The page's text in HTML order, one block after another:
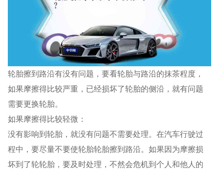
轮胎擦到路沿有没有问题，要看轮胎与路沿的抹茶程度，
如果摩擦得比较严重，已经损坏了轮胎的侧沿，就有问题
需要更换轮胎。
如果摩擦得比较轻微：
没有影响到轮胎，就没有问题不需要处理。在汽车行驶过
程中，要尽量不要使轮胎轮胎擦到路沿。如果因为摩擦损
坏到了轮轮胎，要及时处理，不然会危机到个人和他人的